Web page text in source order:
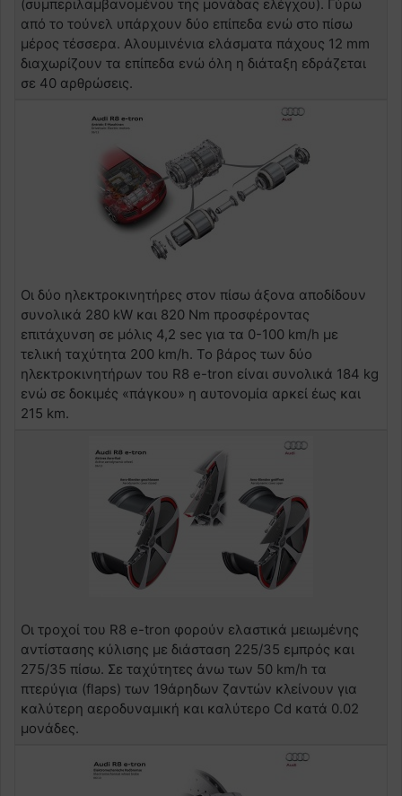
(συμπεριλαμβανομένου της μονάδας ελέγχου). Γύρω
από το τούνελ υπάρχουν δύο επίπεδα ενώ στο πίσω
μέρος τέσσερα. Αλουμινένια ελάσματα πάχους 12 mm
διαχωρίζουν τα επίπεδα ενώ όλη η διάταξη εδράζεται
σε 40 αρθρώσεις.
Οι δύο ηλεκτροκινητήρες στον πίσω άξονα αποδίδουν
συνολικά 280 kW και 820 Nm προσφέροντας
επιτάχυνση σε μόλις 4,2 sec για τα 0-100 km/h με
τελική ταχύτητα 200 km/h. Το βάρος των δύο
ηλεκτροκινητήρων του R8 e-tron είναι συνολικά 184 kg
ενώ σε δοκιμές «πάγκου» η αυτονομία αρκεί έως και
215 km.
Οι τροχοί του R8 e-tron φορούν ελαστικά μειωμένης
αντίστασης κύλισης με διάσταση 225/35 εμπρός και
275/35 πίσω. Σε ταχύτητες άνω των 50 km/h τα
πτερύγια (flaps) των 19άρηδων ζαντών κλείνουν για
καλύτερη αεροδυναμική και καλύτερο Cd κατά 0.02
μονάδες.